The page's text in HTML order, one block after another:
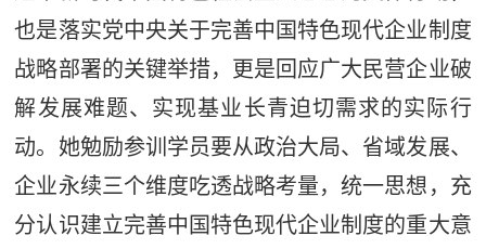
也是落实党中央关于完善中国特色现代企业制度
战略部署的关键举措，更是回应广大民营企业破
解发展难题、实现基业长青迫切需求的实际行
动。她勉励参训学员要从政治大局、省域发展、
企业永续三个维度吃透战略考量，统一思想，充
分认识建立完善中国特色现代企业制度的重大意